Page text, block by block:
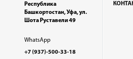
Республика
Башкортостан, Уфа, ул.
Шота Руставели 49
WhatsApp
+7 (937)-500-33-18